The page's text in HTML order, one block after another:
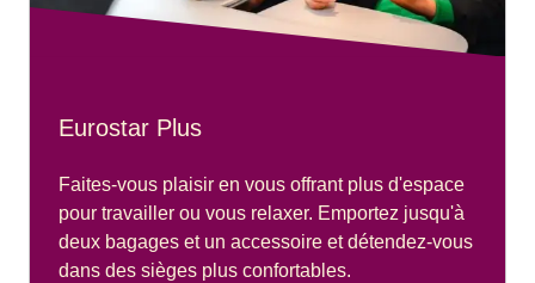
Eurostar Plus
Faites-vous plaisir en vous offrant plus d'espace
pour travailler ou vous relaxer. Emportez jusqu'à
deux bagages et un accessoire et détendez-vous
dans des sièges plus confortables.